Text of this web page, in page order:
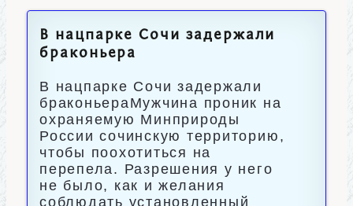
В нацпарке Сочи задержали
браконьера
В нацпарке Сочи задержали
браконьераМужчина проник на
охраняемую Минприроды
России сочинскую территорию,
чтобы поохотиться на
перепела. Разрешения у него
не было, как и желания
соблюдать установленный